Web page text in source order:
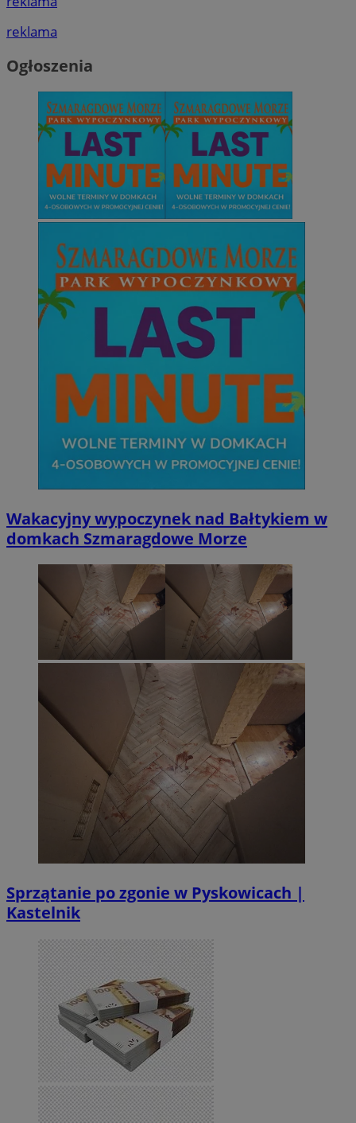
reklama
Ogłoszenia
Wakacyjny wypoczynek nad Bałtykiem w
domkach Szmaragdowe Morze
Sprzątanie po zgonie w Pyskowicach |
Kastelnik